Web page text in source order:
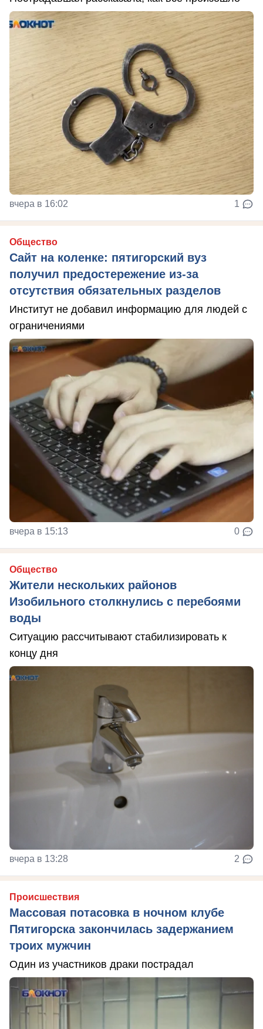
вчера в 16:02 1
Общество
Сайт на коленке: пятигорский вуз
получил предостережение из-за
отсутствия обязательных разделов
Институт не добавил информацию для людей с
ограничениями
вчера в 15:13 0
Общество
Жители нескольких районов
Изобильного столкнулись с перебоями
воды
Ситуацию рассчитывают стабилизировать к
концу дня
вчера в 13:28 2
Происшествия
Массовая потасовка в ночном клубе
Пятигорска закончилась задержанием
троих мужчин
Один из участников драки пострадал